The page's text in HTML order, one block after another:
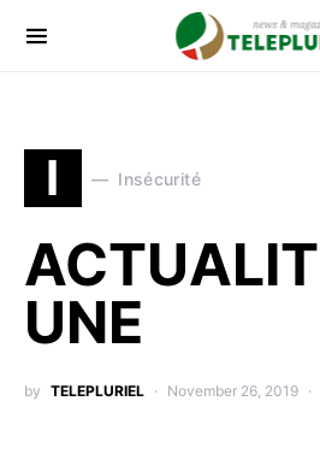
I Insécurité
UNE
by TELEPLURIEL November 26, 2019